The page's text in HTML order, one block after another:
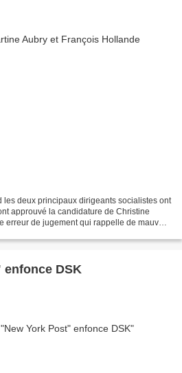
les deux principaux dirigeants socialistes ont
approuvé la candidature de Christine
erreur de jugement qui rappelle de mauvais
DSK